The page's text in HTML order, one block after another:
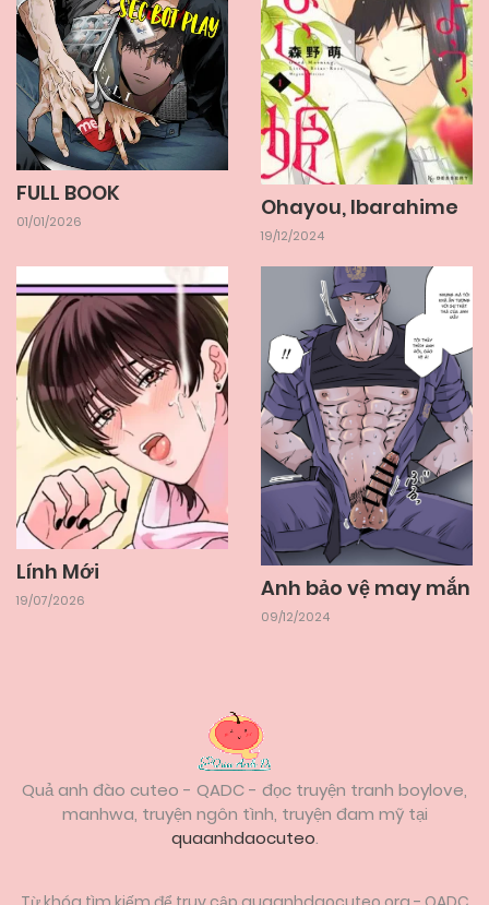
FULL BOOK
01/01/2026
Ohayou, Ibarahime
19/12/2024
Lính Mới
19/07/2026 Anh bảo vệ may mắn
09/12/2024
Quả anh đào cuteo - QADC - đọc truyện tranh boylove,
manhwa, truyện ngôn tình, truyện đam mỹ tại
quaanhdaocuteo.